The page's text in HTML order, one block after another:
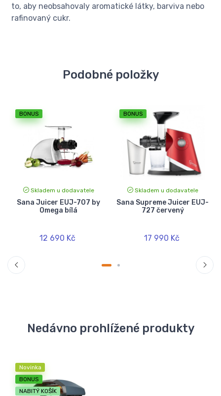
to, aby neobsahovaly aromatické látky, barviva nebo
rafinovaný cukr.
Podobné položky
BONUS
Skladem u dodavatele
Sana Juicer EUJ-707 by
Omega bílá
12 690 Kč
BONUS
Skladem u dodavatele
Sana Supreme Juicer EUJ-
727 červený
17 990 Kč
Nedávno prohlížené produkty
Novinka
BONUS
NABITÝ KOŠÍK